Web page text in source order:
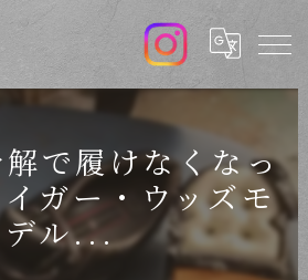
で履けなくなっ
ガー・ウッズモ
デル...